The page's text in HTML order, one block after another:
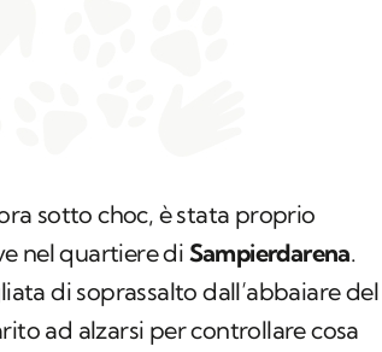
sotto choc, è stata proprio
nel quartiere di Sampierdarena.
di soprassalto dall’abbaiare del
ad alzarsi per controllare cosa